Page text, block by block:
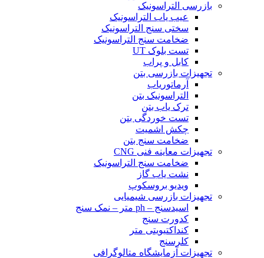
بازرسی التراسونیک
عیب یاب التراسونیک
سختی سنج التراسونیک
ضخامت سنج التراسونیک
تست بلوک UT
کابل و پراب
تجهیزات بازرسی بتن
آرماتوریاب
التراسونیک بتن
ترک یاب بتن
تست خوردگی بتن
چکش اشمیت
ضخامت سنج بتن
تجهیزات معاینه فنی CNG
ضخامت سنج التراسونیک
نشت یاب گاز
ویدیو بروسکوپ
تجهیزات بازرسی شیمیایی
اسیدسنج – ph متر – نمک سنج
کدورت سنج
کنداکتیویتی متر
کلرسنج
تجهیزات آزمایشگاه متالوگرافی